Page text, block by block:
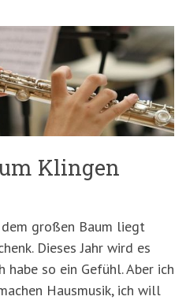
Klingen
großen Baum liegt
Dieses Jahr wird es
habe so ein Gefühl. Aber ich
Hausmusik, ich will